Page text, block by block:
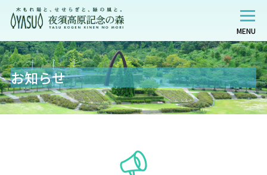
MENU
お知らせ